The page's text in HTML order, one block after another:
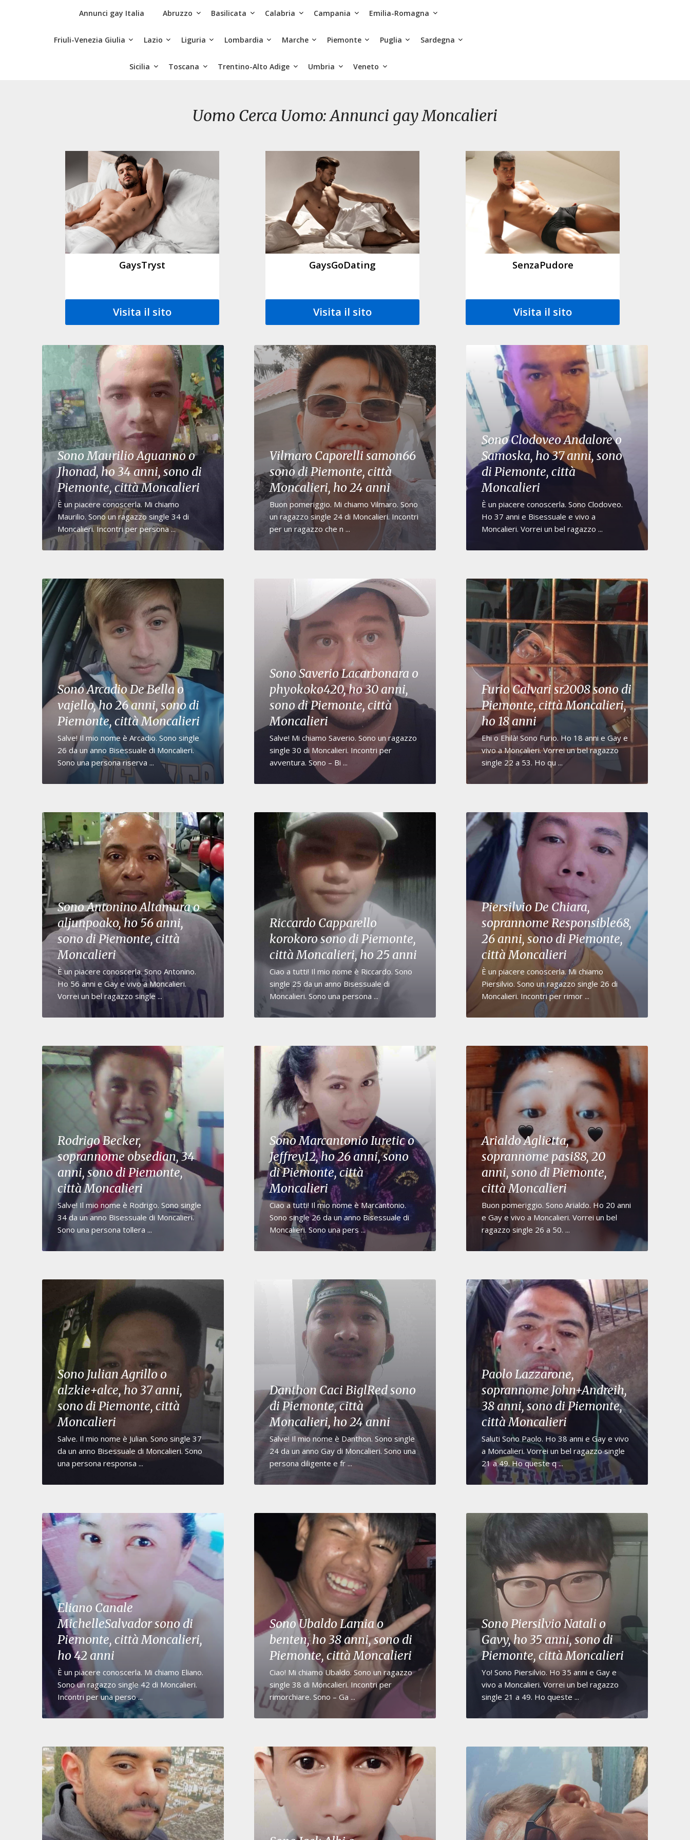
Siti Incontri Gay
Annunci gay Italia Abruzzo Basilicata Calabria Campania Emilia-Romagna
Friuli-Venezia Giulia Lazio Liguria Lombardia Marche Piemonte Puglia Sardegna
Sicilia Toscana Trentino-Alto Adige Umbria Veneto
Uomo Cerca Uomo: Annunci gay Moncalieri
GaysTryst
Visita il sito
GaysGoDating
Visita il sito
SenzaPudore
Visita il sito
Sono Maurilio Aguanno o
Jhonad, ho 34 anni, sono di
Piemonte, città Moncalieri
È un piacere conoscerla. Mi chiamo
Maurilio. Sono un ragazzo single 34 di
Moncalieri. Incontri per persona ...
Vilmaro Caporelli samon66
sono di Piemonte, città
Moncalieri, ho 24 anni
Buon pomeriggio. Mi chiamo Vilmaro. Sono
un ragazzo single 24 di Moncalieri. Incontri
per un ragazzo che n ...
Sono Clodoveo Andalore o
Samoska, ho 37 anni, sono
di Piemonte, città
Moncalieri
È un piacere conoscerla. Sono Clodoveo.
Ho 37 anni e Bisessuale e vivo a
Moncalieri. Vorrei un bel ragazzo ...
Sono Arcadio De Bella o
vajello, ho 26 anni, sono di
Piemonte, città Moncalieri
Salve! Il mio nome è Arcadio. Sono single
26 da un anno Bisessuale di Moncalieri.
Sono una persona riserva ...
Sono Saverio Lacarbonara o
phyokoko420, ho 30 anni,
sono di Piemonte, città
Moncalieri
Salve! Mi chiamo Saverio. Sono un ragazzo
single 30 di Moncalieri. Incontri per
avventura. Sono – Bi ...
Furio Calvari sr2008 sono di
Piemonte, città Moncalieri,
ho 18 anni
Ehi o Ehilà! Sono Furio. Ho 18 anni e Gay e
vivo a Moncalieri. Vorrei un bel ragazzo
single 22 a 53. Ho qu ...
Sono Antonino Altamura o
aljunpoako, ho 56 anni,
sono di Piemonte, città
Moncalieri
È un piacere conoscerla. Sono Antonino.
Ho 56 anni e Gay e vivo a Moncalieri.
Vorrei un bel ragazzo single ...
Riccardo Capparello
korokoro sono di Piemonte,
città Moncalieri, ho 25 anni
Ciao a tutti! Il mio nome è Riccardo. Sono
single 25 da un anno Bisessuale di
Moncalieri. Sono una persona ...
Piersilvio De Chiara,
soprannome Responsible68,
26 anni, sono di Piemonte,
città Moncalieri
È un piacere conoscerla. Mi chiamo
Piersilvio. Sono un ragazzo single 26 di
Moncalieri. Incontri per rimor ...
Rodrigo Becker,
soprannome obsedian, 34
anni, sono di Piemonte,
città Moncalieri
Salve! Il mio nome è Rodrigo. Sono single
34 da un anno Bisessuale di Moncalieri.
Sono una persona tollera ...
Sono Marcantonio Iuretic o
Jeffrey12, ho 26 anni, sono
di Piemonte, città
Moncalieri
Ciao a tutti! Il mio nome è Marcantonio.
Sono single 26 da un anno Bisessuale di
Moncalieri. Sono una pers ...
Arialdo Aglietta,
soprannome pasi88, 20
anni, sono di Piemonte,
città Moncalieri
Buon pomeriggio. Sono Arialdo. Ho 20 anni
e Gay e vivo a Moncalieri. Vorrei un bel
ragazzo single 26 a 50. ...
Sono Julian Agrillo o
alzkie+alce, ho 37 anni,
sono di Piemonte, città
Moncalieri
Salve. Il mio nome è Julian. Sono single 37
da un anno Bisessuale di Moncalieri. Sono
una persona responsa ...
Danthon Caci BiglRed sono
di Piemonte, città
Moncalieri, ho 24 anni
Salve! Il mio nome è Danthon. Sono single
24 da un anno Gay di Moncalieri. Sono una
persona diligente e fr ...
Paolo Lazzarone,
soprannome John+Andreih,
38 anni, sono di Piemonte,
città Moncalieri
Saluti Sono Paolo. Ho 38 anni e Gay e vivo
a Moncalieri. Vorrei un bel ragazzo single
21 a 49. Ho queste q ...
Eliano Canale
MichelleSalvador sono di
Piemonte, città Moncalieri,
ho 42 anni
È un piacere conoscerla. Mi chiamo Eliano.
Sono un ragazzo single 42 di Moncalieri.
Incontri per una perso ...
Sono Ubaldo Lamia o
benten, ho 38 anni, sono di
Piemonte, città Moncalieri
Ciao! Mi chiamo Ubaldo. Sono un ragazzo
single 38 di Moncalieri. Incontri per
rimorchiare. Sono – Ga ...
Sono Piersilvio Natali o
Gavy, ho 35 anni, sono di
Piemonte, città Moncalieri
Yo! Sono Piersilvio. Ho 35 anni e Gay e
vivo a Moncalieri. Vorrei un bel ragazzo
single 21 a 49. Ho queste ...